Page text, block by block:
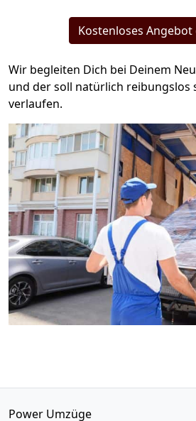
Kostenloses
Wir begleiten Dich bei Deinem
und der soll natürlich reibungslos
verlaufen.
Power Umzüge